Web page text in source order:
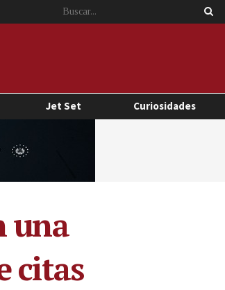
Jet Set Curiosidades
una
citas